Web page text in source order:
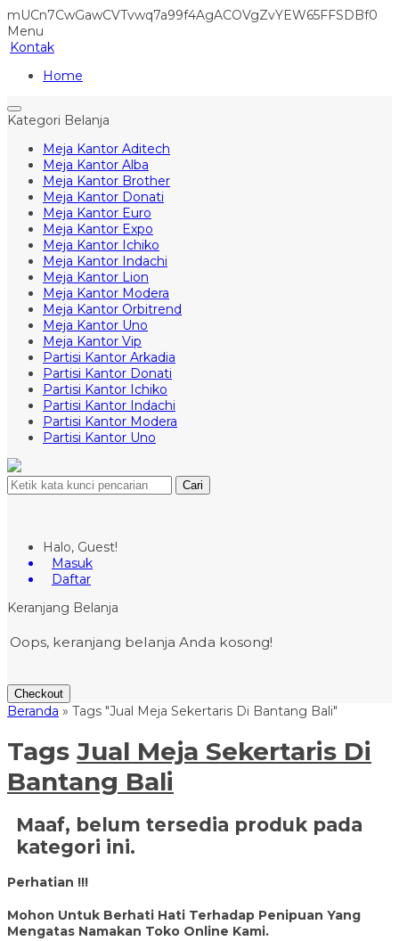
mUCn7CwGawCVTvwq7a99f4AgACOVgZvYEW65FFSDBf0
Menu
Kontak
Home
Kategori Belanja
Meja Kantor Aditech
Meja Kantor Alba
Meja Kantor Brother
Meja Kantor Donati
Meja Kantor Euro
Meja Kantor Expo
Meja Kantor Ichiko
Meja Kantor Indachi
Meja Kantor Lion
Meja Kantor Modera
Meja Kantor Orbitrend
Meja Kantor Uno
Meja Kantor Vip
Partisi Kantor Arkadia
Partisi Kantor Donati
Partisi Kantor Ichiko
Partisi Kantor Indachi
Partisi Kantor Modera
Partisi Kantor Uno
Cari
Halo, Guest!
Masuk
Daftar
Keranjang Belanja
Oops, keranjang belanja Anda kosong!
Checkout
Beranda » Tags "Jual Meja Sekertaris Di Bantang Bali"
Tags Jual Meja Sekertaris Di
Bantang Bali
Maaf, belum tersedia produk pada
kategori ini.
Perhatian !!!
Mohon Untuk Berhati Hati Terhadap Penipuan Yang
Mengatas Namakan Toko Online Kami.